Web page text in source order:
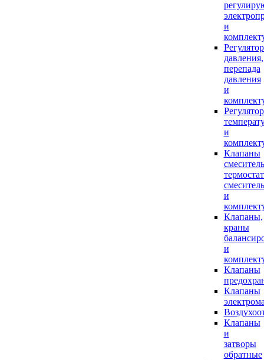
и
давления,
перепада
давления
и
и
Клапаны
и
Клапаны,
краны
и
Клапаны
Клапаны
Клапаны
и
затворы
обратные